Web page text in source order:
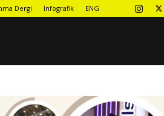
Dergi İnfografik ENG